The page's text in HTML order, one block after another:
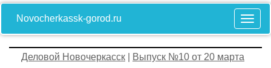
Novocherkassk-gorod.ru
Деловой Новочеркасск
Выпуск №10 от 20 марта